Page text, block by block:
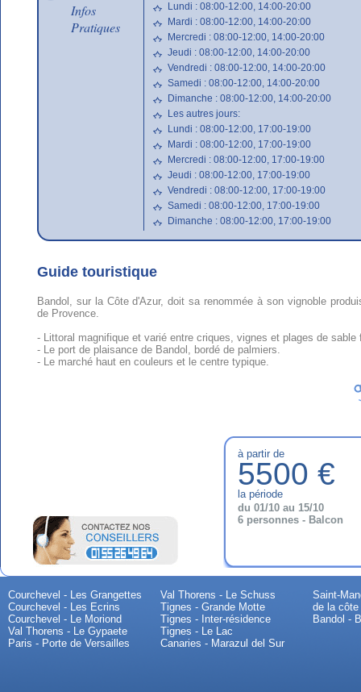
Infos
Pratiques
Lundi : 08:00-12:00, 14:00-20:00
Mardi : 08:00-12:00, 14:00-20:00
Mercredi : 08:00-12:00, 14:00-20:00
Jeudi : 08:00-12:00, 14:00-20:00
Vendredi : 08:00-12:00, 14:00-20:00
Samedi : 08:00-12:00, 14:00-20:00
Dimanche : 08:00-12:00, 14:00-20:00
Les autres jours:
Lundi : 08:00-12:00, 17:00-19:00
Mardi : 08:00-12:00, 17:00-19:00
Mercredi : 08:00-12:00, 17:00-19:00
Jeudi : 08:00-12:00, 17:00-19:00
Vendredi : 08:00-12:00, 17:00-19:00
Samedi : 08:00-12:00, 17:00-19:00
Dimanche : 08:00-12:00, 17:00-19:00
Guide touristique
Bandol, sur la Côte d'Azur, doit sa renommée à son vignoble
de Provence.
- Littoral magnifique et varié entre criques, vignes et plages de sable
- Le port de plaisance de Bandol, bordé de palmiers.
- Le marché haut en couleurs et le centre typique.
à partir de
5500 €
la période
du 01/10 au 15/10
6 personnes - Balcon
Courchevel - Les Grangettes
Courchevel - Les Ecrins
Courchevel - Le Moriond
Val Thorens - Le Gypaete
Paris - Porte de Versailles
Val Thorens - Le Schuss
Tignes - Grande Motte
Tignes - Inter-résidence
Tignes - Le Lac
Canaries - Marazul del Sur
Saint-
de la côte
Bandol -